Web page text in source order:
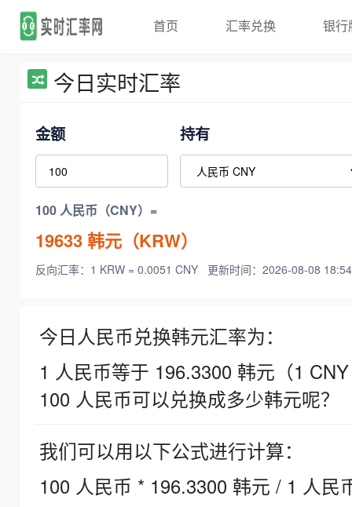
首页 汇率兑换 银行
今日实时汇率
金额 持有
100 人民币（CNY）=
19633韩元（KRW）
反向汇率：1 KRW = 0.0051 CNY 更新时间：2026-08-08
今日人民币兑换韩元汇率为：
1 人民币等于 196.3300 韩元（1
100 人民币可以兑换成多少韩元呢？
我们可以用以下公式进行计算：
100 人民币 * 196.3300 韩元 / 1 人民